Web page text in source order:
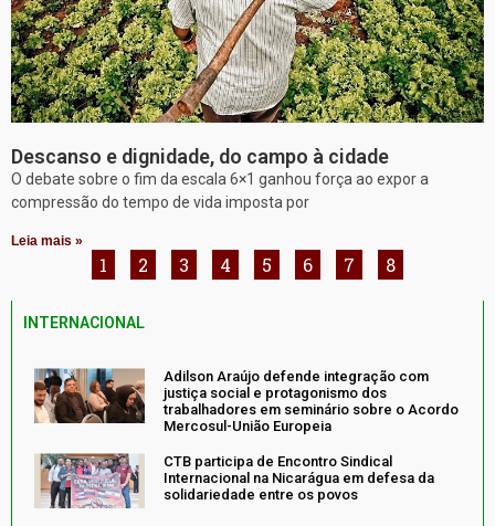
Descanso e dignidade, do campo à cidade
O debate sobre o fim da escala 6×1 ganhou força ao expor a
compressão do tempo de vida imposta por
Leia mais »
1 2 3 4 5 6 7 8
INTERNACIONAL
Adilson Araújo defende integração com
justiça social e protagonismo dos
trabalhadores em seminário sobre o Acordo
Mercosul-União Europeia
CTB participa de Encontro Sindical
Internacional na Nicarágua em defesa da
solidariedade entre os povos